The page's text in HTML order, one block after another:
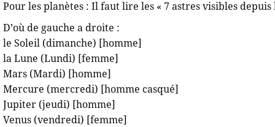
Pour les planètes : Il faut lire les « 7 astres visibles
D’où de gauche a droite :
le Soleil (dimanche) [homme]
la Lune (Lundi) [femme]
Mars (Mardi) [homme]
Mercure (mercredi) [homme casqué]
Jupiter (jeudi) [homme]
Venus (vendredi) [femme]